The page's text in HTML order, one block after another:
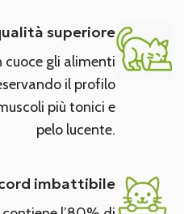
superiore
cuoce gli alimenti
il profilo
più tonici e
pelo lucente.
imbattibile